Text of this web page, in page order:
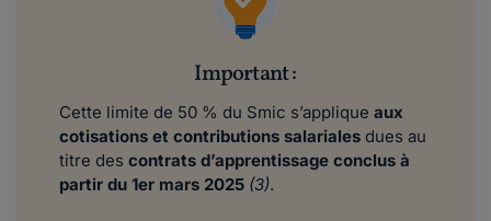
Important :
Cette limite de 50 % du Smic s’applique aux
cotisations et contributions salariales dues au
titre des contrats d’apprentissage conclus à
partir du 1er mars 2025 (3).